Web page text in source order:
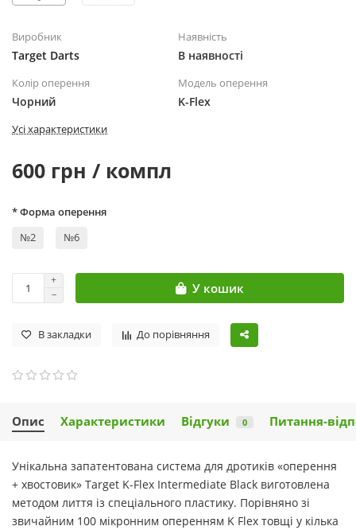
Виробник
Target Darts
Наявність
В наявності
Колір оперення
Чорний
Модель оперення
K-Flex
Усі характеристики
600 грн / компл
* Форма оперення
№2 №6
У кошик
В закладки До порівняння
Опис Характеристики Відгуки 0 Питання-
Унікальна запатентована система для дротиків «оперення
+ хвостовик» Target K-Flex Intermediate Black виготовлена
методом лиття із спеціального пластику. Порівняно зі
звичайним 100 мікронним оперенням K Flex товщі у кілька